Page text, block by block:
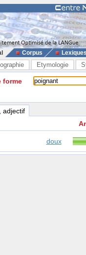
Corpus
Etymologie
forme
, adjectif
doux